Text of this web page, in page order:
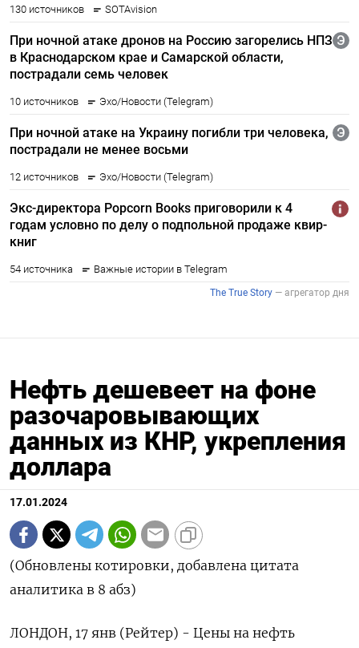
Нефть дешевеет на фоне
разочаровывающих
данных из КНР, укрепления
доллара
17.01.2024
(Обновлены котировки, добавлена цитата
аналитика в 8 абз)
ЛОНДОН, 17 янв (Рейтер) - Цены на нефть